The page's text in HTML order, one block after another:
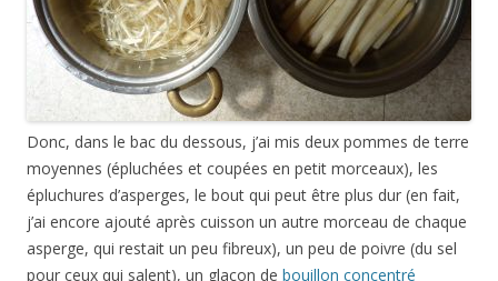
Donc, dans le bac du dessous, j’ai mis deux pommes de terre
moyennes (épluchées et coupées en petit morceaux), les
épluchures d’asperges, le bout qui peut être plus dur (en fait,
j’ai encore ajouté après cuisson un autre morceau de chaque
asperge, qui restait un peu fibreux), un peu de poivre (du sel
pour ceux qui salent), un glaçon de bouillon concentré